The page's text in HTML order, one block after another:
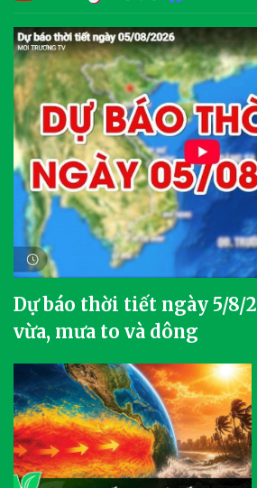
Dự báo thời tiết ngày 5/8/
vừa, mưa to và dông